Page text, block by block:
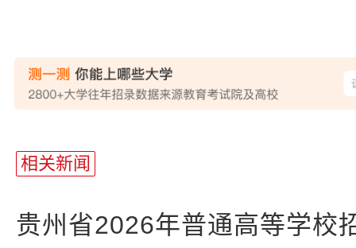
相关新闻
贵州省2026年普通高等学校